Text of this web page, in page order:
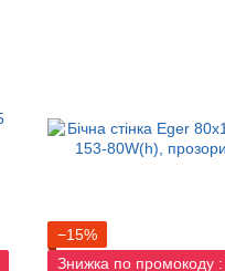
−15%
Знижка по промокоду